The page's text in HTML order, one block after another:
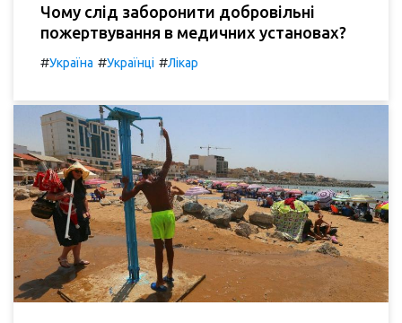
Чому слід заборонити добровільні
пожертвування в медичних установах?
#Україна #Українці #Лікар